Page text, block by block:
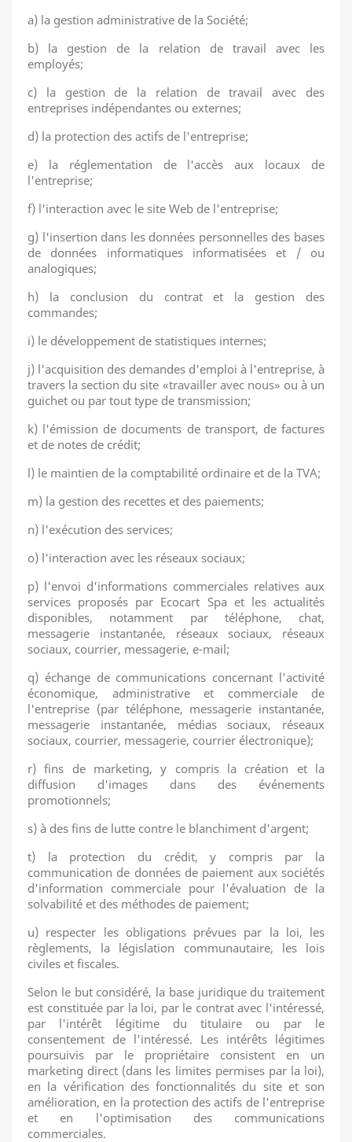
a) la gestion administrative de la Société;
b) la gestion de la relation de travail avec les
employés;
c) la gestion de la relation de travail avec des
entreprises indépendantes ou externes;
d) la protection des actifs de l'entreprise;
e) la réglementation de l'accès aux locaux de
l'entreprise;
f) l'interaction avec le site Web de l'entreprise;
g) l'insertion dans les données personnelles des bases
de données informatiques informatisées et / ou
analogiques;
h) la conclusion du contrat et la gestion des
commandes;
i) le développement de statistiques internes;
j) l'acquisition des demandes d'emploi à l'entreprise, à
travers la section du site «travailler avec nous» ou à un
guichet ou par tout type de transmission;
k) l'émission de documents de transport, de factures
et de notes de crédit;
l) le maintien de la comptabilité ordinaire et de la TVA;
m) la gestion des recettes et des paiements;
n) l'exécution des services;
o) l'interaction avec les réseaux sociaux;
p) l'envoi d'informations commerciales relatives aux
services proposés par Ecocart Spa et les actualités
disponibles, notamment par téléphone, chat,
messagerie instantanée, réseaux sociaux, réseaux
sociaux, courrier, messagerie, e-mail;
q) échange de communications concernant l'activité
économique, administrative et commerciale de
l'entreprise (par téléphone, messagerie instantanée,
messagerie instantanée, médias sociaux, réseaux
sociaux, courrier, messagerie, courrier électronique);
r) fins de marketing, y compris la création et la
diffusion d'images dans des événements
promotionnels;
s) à des fins de lutte contre le blanchiment d'argent;
t) la protection du crédit, y compris par la
communication de données de paiement aux sociétés
d'information commerciale pour l'évaluation de la
solvabilité et des méthodes de paiement;
u) respecter les obligations prévues par la loi, les
règlements, la législation communautaire, les lois
civiles et fiscales.
Selon le but considéré, la base juridique du traitement
est constituée par la loi, par le contrat avec l'intéressé,
par l'intérêt légitime du titulaire ou par le
consentement de l'intéressé. Les intérêts légitimes
poursuivis par le propriétaire consistent en un
marketing direct (dans les limites permises par la loi),
en la vérification des fonctionnalités du site et son
amélioration, en la protection des actifs de l'entreprise
et en l'optimisation des communications
commerciales.